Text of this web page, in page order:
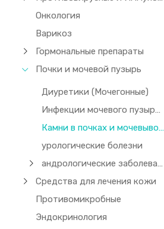
Онкология
Варикоз
Гормональные препараты
Почки и мочевой пузырь
Диуретики (Мочегонные)
Инфекции мочевого пузыря и почек
Камни в почках и мочевыводящих путях
урологические болезни
андрологические заболевания
Средства для лечения кожи
Противомикробные
Эндокринология